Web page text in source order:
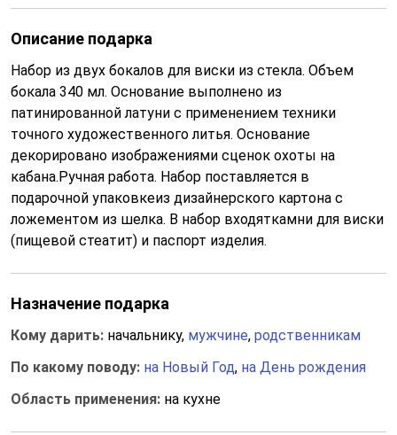
Описание подарка
Набор из двух бокалов для виски из стекла. Объем
бокала 340 мл. Основание выполнено из
патинированной латуни с применением техники
точного художественного литья. Основание
декорировано изображениями сценок охоты на
кабана.Ручная работа. Набор поставляется в
подарочной упаковкеиз дизайнерского картона с
ложементом из шелка. В набор входяткамни для виски
(пищевой стеатит) и паспорт изделия.
Назначение подарка
Кому дарить: начальнику, мужчине, родственникам
По какому поводу: на Новый Год, на День рождения
Область применения: на кухне